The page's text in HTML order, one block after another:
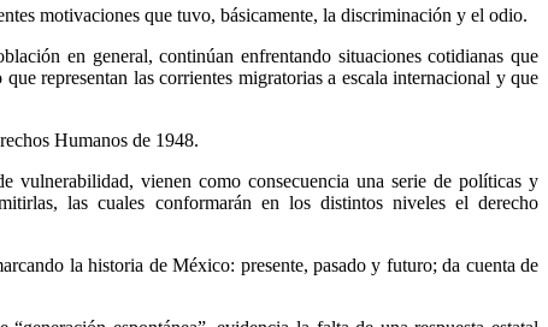
motivaciones que tuvo, básicamente, la discriminación y el odio.
en general, continúan enfrentando situaciones cotidianas que
representan las corrientes migratorias a escala internacional y que
Humanos de 1948.
vulnerabilidad, vienen como consecuencia una serie de políticas y
las cuales conformarán en los distintos niveles el derecho
la historia de México: presente, pasado y futuro; da cuenta de